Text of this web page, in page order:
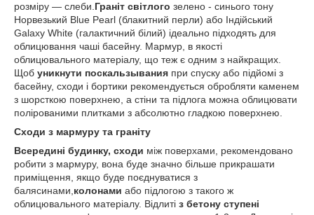
розміру — слеби. Граніт світлого зелено - синього тону
Норвезький Blue Pearl (блакитний перли) або Індійський
Galaxy White (галактичний білий) ідеально підходять для
облицювання чаші басейну. Мармур, в якості
облицювального матеріалу, що теж є одним з найкращих.
Щоб уникнути поскальзывания при спуску або підйомі з
басейну, сходи і бортики рекомендується обробляти каменем
з шорсткою поверхнею, а стіни та підлога можна облицювати
полірованими плитками з абсолютно гладкою поверхнею.
Сходи з мармуру та граніту
Всередині будинку, сходи між поверхами, рекомендовано
робити з мармуру, вона буде значно більше прикрашати
приміщення, якщо буде поєднуватися з
балясинами, колонами або підлогою з такого ж
облицювального матеріалу. Відлиті з бетону ступені